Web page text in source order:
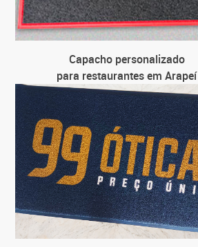
Capacho personalizado
para restaurantes em Arapeí